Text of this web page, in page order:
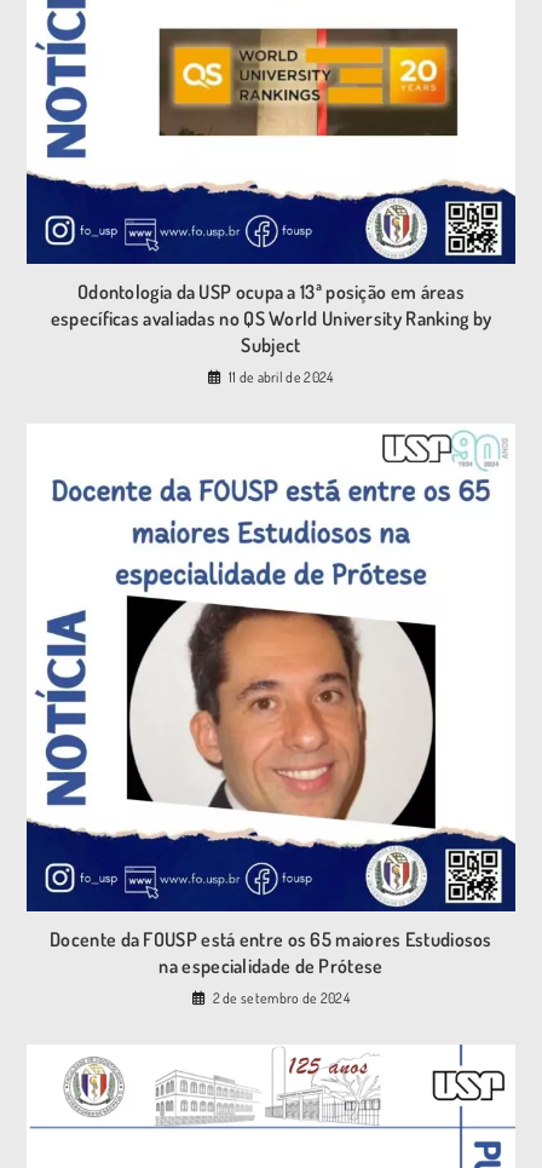
Odontologia da USP ocupa a 13ª posição em áreas
específicas avaliadas no QS World University Ranking by
Subject
11 de abril de 2024
Docente da FOUSP está entre os 65 maiores Estudiosos
na especialidade de Prótese
2 de setembro de 2024